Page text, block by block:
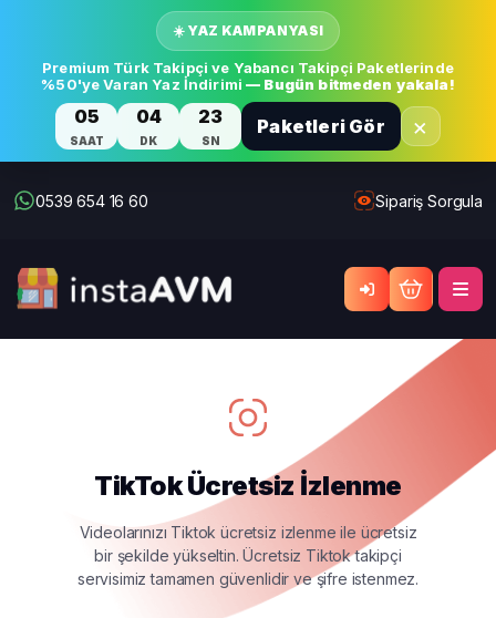
☀️ YAZ KAMPANYASI
Premium Türk Takipçi ve Yabancı Takipçi Paketlerinde
%50'ye Varan Yaz İndirimi — Bugün bitmeden yakala!
05
SAAT
04
DK
23
SN
Paketleri Gör ×
0539 654 16 60 Sipariş Sorgula
TikTok Ücretsiz İzlenme
Videolarınızı Tiktok ücretsiz izlenme ile ücretsiz
bir şekilde yükseltin. Ücretsiz Tiktok takipçi
servisimiz tamamen güvenlidir ve şifre istenmez.